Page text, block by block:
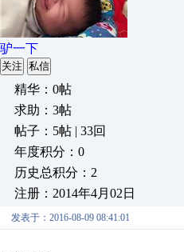
驴一下
关注 私信
精华：0帖
求助：3帖
帖子：5帖 | 33回
年度积分：0
历史总积分：2
注册：2014年4月02日
发表于：2016-08-09 08:41:01